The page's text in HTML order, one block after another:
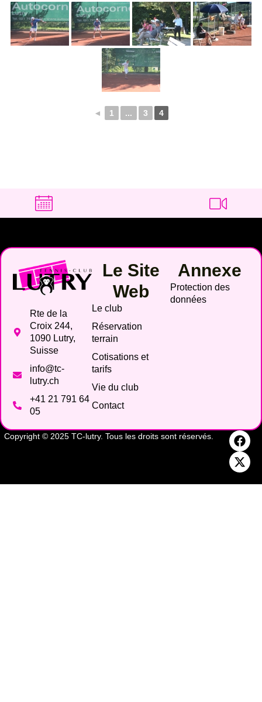
◄ 1 ... 3 4
Rte de la
Croix 244,
1090 Lutry,
Suisse
info@tc-
lutry.ch
+41 21 791 64
05
Le Site
Web
Le club
Réservation
terrain
Cotisations et
tarifs
Vie du club
Contact
Annexe
Protection des
données
Copyright © 2025 TC-lutry. Tous les droits sont réservés.